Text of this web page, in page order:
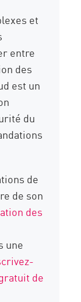
et
entre
des
est un
du
de
de son
des
une
de